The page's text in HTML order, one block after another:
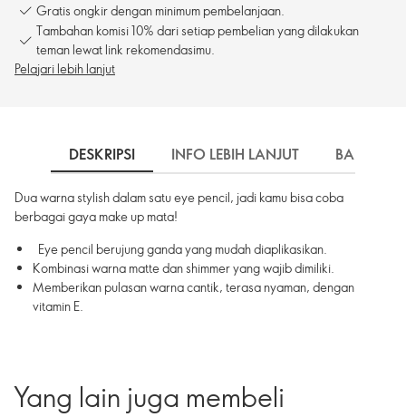
Gratis ongkir dengan minimum pembelanjaan.
Tambahan komisi 10% dari setiap pembelian yang dilakukan
teman lewat link rekomendasimu.
Pelajari lebih lanjut
DESKRIPSI INFO LEBIH LANJUT BAHAN
Dua warna stylish dalam satu eye pencil, jadi kamu bisa coba
berbagai gaya make up mata!
Eye pencil berujung ganda yang mudah diaplikasikan.
Kombinasi warna matte dan shimmer yang wajib dimiliki.
Memberikan pulasan warna cantik, terasa nyaman, dengan
vitamin E.
Yang lain juga membeli